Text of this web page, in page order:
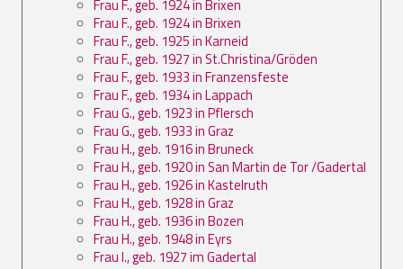
Frau F., geb. 1924 in Brixen
Frau F., geb. 1924 in Brixen
Frau F., geb. 1925 in Karneid
Frau F., geb. 1927 in St.Christina/Gröden
Frau F., geb. 1933 in Franzensfeste
Frau F., geb. 1934 in Lappach
Frau G., geb. 1923 in Pflersch
Frau G., geb. 1933 in Graz
Frau H., geb. 1916 in Bruneck
Frau H., geb. 1920 in San Martin de Tor /Gadertal
Frau H., geb. 1926 in Kastelruth
Frau H., geb. 1928 in Graz
Frau H., geb. 1936 in Bozen
Frau H., geb. 1948 in Eyrs
Frau I., geb. 1927 im Gadertal